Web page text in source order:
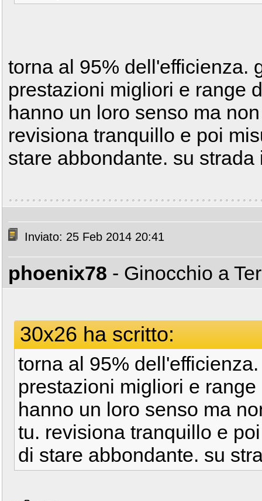
torna al 95% dell'efficienza.
prestazioni migliori e range
hanno un loro senso ma
revisiona tranquillo e poi
stare abbondante. su
Inviato: 25 Feb 2014 20:41
phoenix78 - Ginocchio a
30x26 ha scritto:
torna al 95%
prestazioni migliori e
hanno un loro senso ma
tu. revisiona tranquillo e
di stare abbondante. su